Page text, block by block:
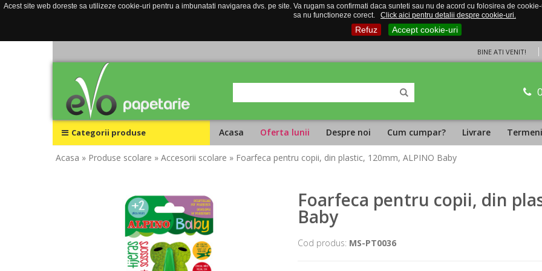
Acest site web doreste sa utilizeze cookie-uri pentru a imbunatati navigarea dvs. pe site. Va rugam sa confirmati daca sunteti sau nu de acord cu folosirea de
sa nu functioneze corect.
Click aici pentru detalii despre cookie-uri.
Refuz Accept cookie-uri
BINE ATI VENIT!
Categorii produse Acasa Oferta lunii Despre noi Cum cumpar? Livrare
Acasa » Produse scolare » Accesorii scolare » Foarfeca pentru copii, din plastic, 120mm, ALPINO Baby
Foarfeca pentru copii, din
Baby
Cod produs: MS-PT0036